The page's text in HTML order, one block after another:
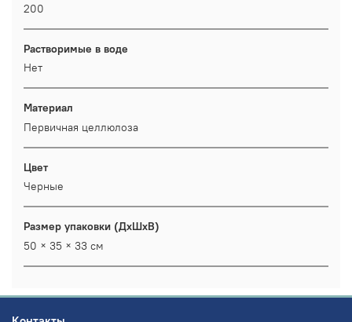
200
Растворимые в воде
Нет
Материал
Первичная целлюлоза
Цвет
Черные
Размер упаковки (ДхШхВ)
50 × 35 × 33 см